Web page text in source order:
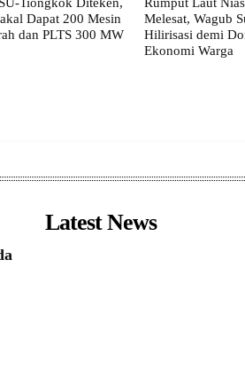
Tiongkok Diteken,
Dapat 200 Mesin
dan PLTS 300 MW
Rumput Laut
Melesat, Wagub
Hilirisasi demi
Ekonomi Warga
Latest News